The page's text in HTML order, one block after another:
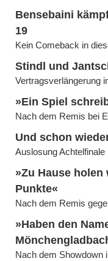
Bensebaini
19
Kein Comeback in
Stindl und
Vertragsverlängerung
»Ein Spiel
Nach dem Remis bei
Und schon
Auslosung Achtelfinale
»Zu Hause
Punkte«
Nach dem Remis
»Haben den
Nach dem Showdown